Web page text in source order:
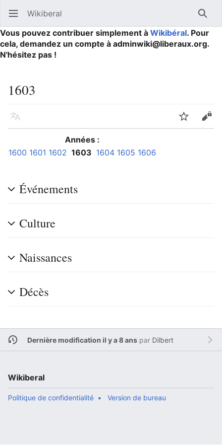
Ouvrir le menu principal Wikiberal
Vous pouvez contribuer simplement à Wikibéral. Pour
cela, demandez un compte à adminwiki@liberaux.org.
N'hésitez pas !
1603
Langue Suivre
Années :
1600 1601 1602 1603 1604 1605 1606
Événements
Culture
Naissances
Décès
Dernière modification il y a 8 anspar Dilbert
Wikiberal
Politique de confidentialité Version de bureau